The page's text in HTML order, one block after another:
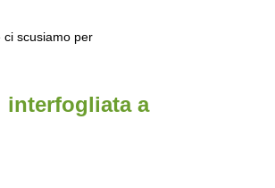
ci scusiamo per
interfogliata a